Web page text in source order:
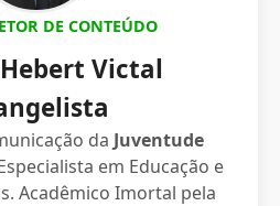
DE CONTEÚDO
Victal
da Juventude
em Educação e
Acadêmico Imortal pela